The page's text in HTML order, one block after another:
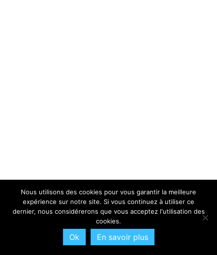
Nous utilisons des cookies pour vous garantir la meilleure
expérience sur notre site. Si vous continuez à utiliser ce
dernier, nous considérerons que vous acceptez l'utilisation des
cookies.
Ok En savoir plus